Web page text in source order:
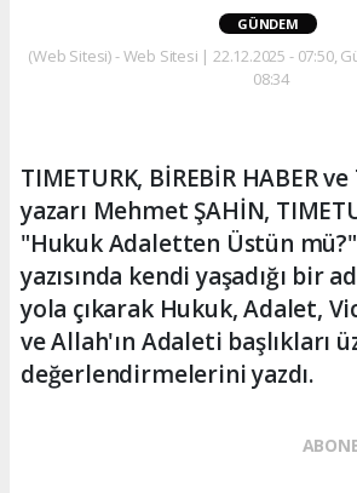
GÜNDEM
(Web Sitesi) - Web Sitesi | 22.12.2025 - 07:50,
08:34
TIMETURK, BİREBİR HABER ve
yazarı Mehmet ŞAHİN,
"Hukuk Adaletten Üstün mü?"
yazısında kendi yaşadığı bir
yola çıkarak Hukuk, Adalet,
ve Allah'ın Adaleti başlıkları
değerlendirmelerini yazdı.